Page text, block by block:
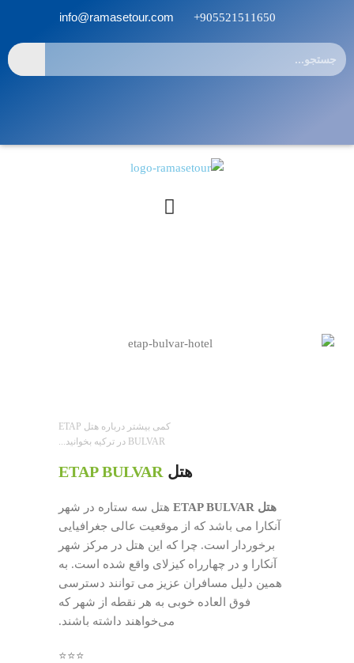
905521511650+
info@ramasetour.com
کمی بیشتر درباره هتل ETAP
BULVAR در ترکیه بخوانید...
هتل ETAP BULVAR
هتل ETAP BULVARهتل سه ستاره در شهر
آنکارا می باشد که از موقعیت عالی جغرافیایی
برخوردار است. چرا که این هتل در مرکز شهر
آنکارا و در چهارراه کیزلای واقع شده است. به
همین دلیل مسافران عزیز می توانند دسترسی
فوق العاده خوبی به هر نقطه از شهر که
می‌خواهند داشته باشند.
⭐⭐⭐